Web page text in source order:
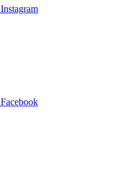
Instagram
Facebook